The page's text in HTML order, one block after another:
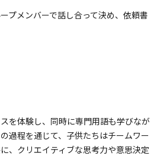
プメンバーで話し合って決め、依頼書
を体験し、同時に専門用語も学びなが
過程を通じて、子供たちはチームワー
、クリエイティブな思考力や意思決定